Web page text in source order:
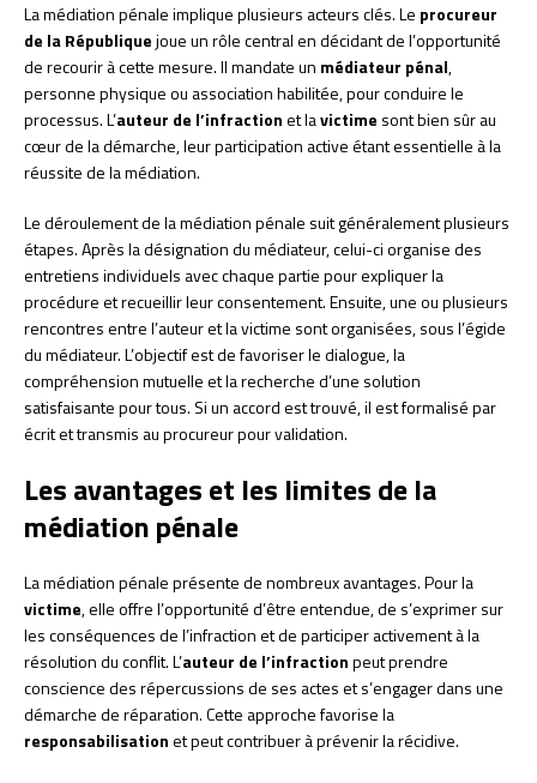
La médiation pénale implique plusieurs acteurs clés. Le procureur
de la Républiquejoue un rôle central en décidant de l’opportunité
de recourir à cette mesure. Il mandate un médiateur pénal,
personne physique ou association habilitée, pour conduire le
processus. L’auteur de l’infractionet lavictime sont bien sûr au
cœur de la démarche, leur participation active étant essentielle à la
réussite de la médiation.
Le déroulement de la médiation pénale suit généralement plusieurs
étapes. Après la désignation du médiateur, celui-ci organise des
entretiens individuels avec chaque partie pour expliquer la
procédure et recueillir leur consentement. Ensuite, une ou plusieurs
rencontres entre l’auteur et la victime sont organisées, sous l’égide
du médiateur. L’objectif est de favoriser le dialogue, la
compréhension mutuelle et la recherche d’une solution
satisfaisante pour tous. Si un accord est trouvé, il est formalisé par
écrit et transmis au procureur pour validation.
Les avantages et les limites de la
médiation pénale
La médiation pénale présente de nombreux avantages. Pour la
victime, elle offre l’opportunité d’être entendue, de s’exprimer sur
les conséquences de l’infraction et de participer activement à la
résolution du conflit. L’auteur de l’infractionpeut prendre
conscience des répercussions de ses actes et s’engager dans une
démarche de réparation. Cette approche favorise la
responsabilisationet peut contribuer à prévenir la récidive.